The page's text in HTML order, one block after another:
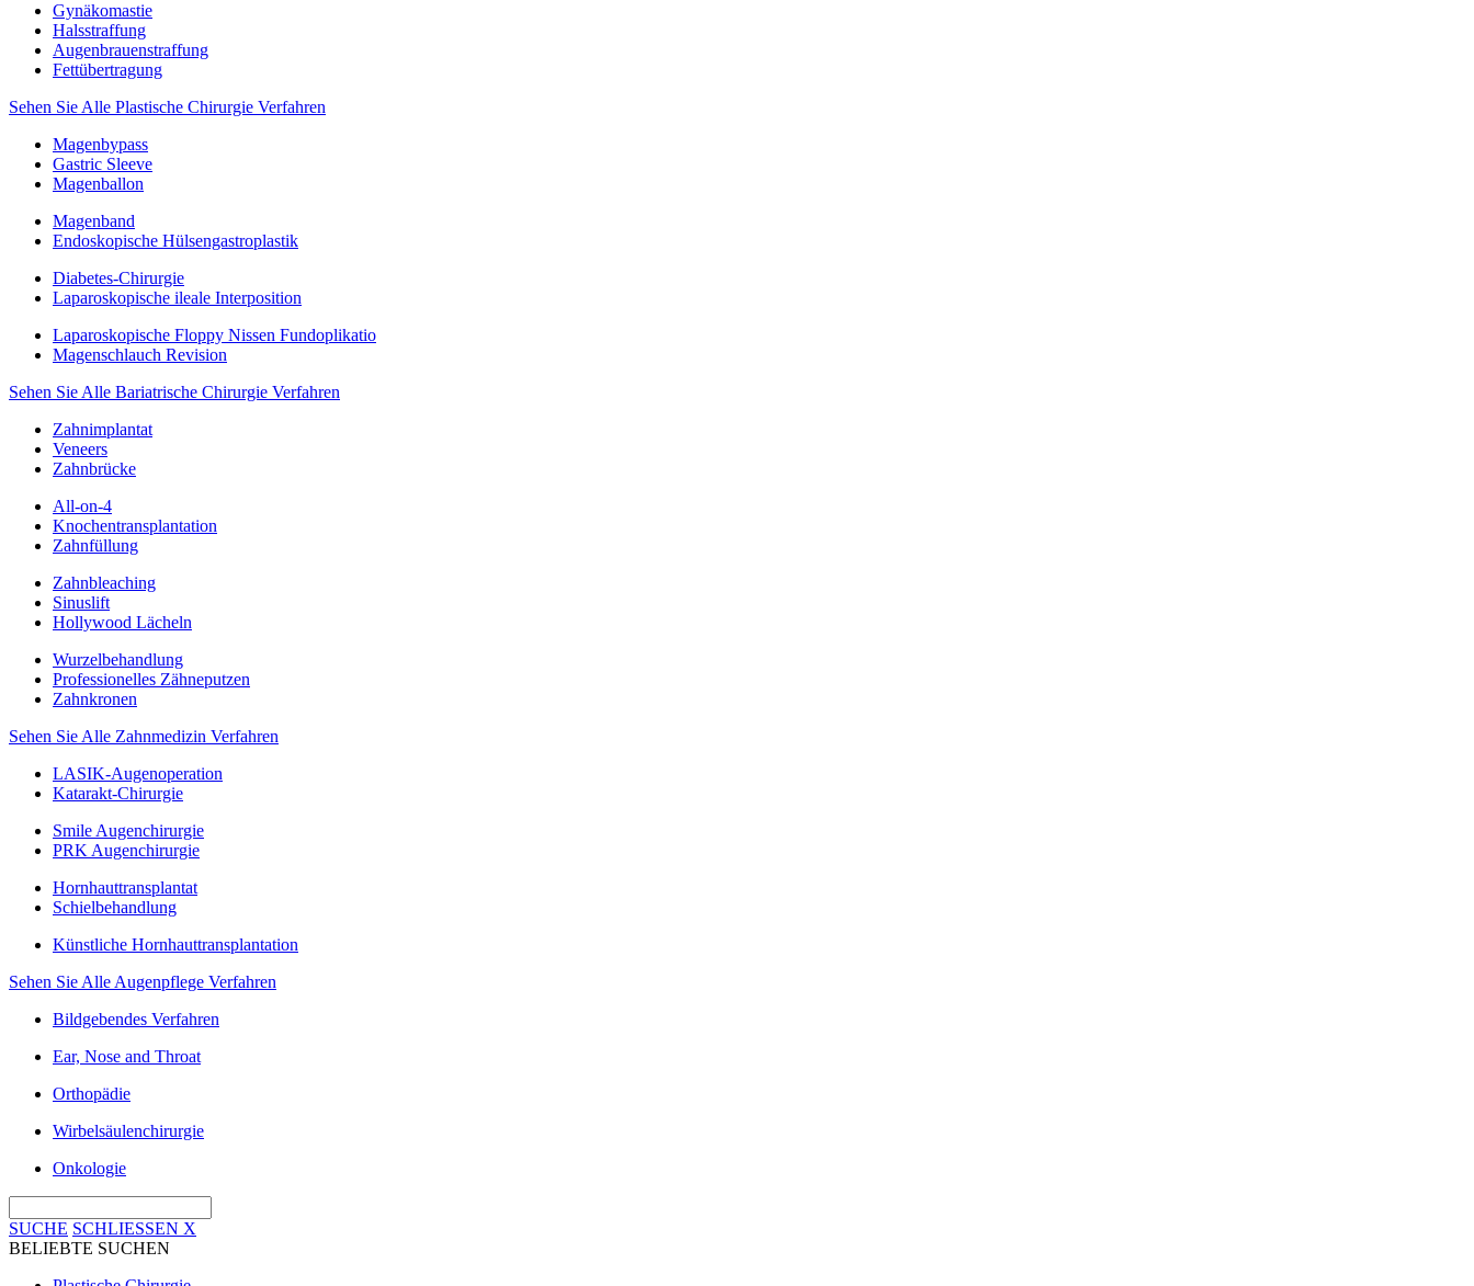
Gynäkomastie
Halsstraffung
Augenbrauenstraffung
Fettübertragung
Sehen Sie Alle Plastische Chirurgie Verfahren
Magenbypass
Gastric Sleeve
Magenballon
Magenband
Endoskopische Hülsengastroplastik
Diabetes-Chirurgie
Laparoskopische ileale Interposition
Laparoskopische Floppy Nissen Fundoplikatio
Magenschlauch Revision
Sehen Sie Alle Bariatrische Chirurgie Verfahren
Zahnimplantat
Veneers
Zahnbrücke
All-on-4
Knochentransplantation
Zahnfüllung
Zahnbleaching
Sinuslift
Hollywood Lächeln
Wurzelbehandlung
Professionelles Zähneputzen
Zahnkronen
Sehen Sie Alle Zahnmedizin Verfahren
LASIK-Augenoperation
Katarakt-Chirurgie
Smile Augenchirurgie
PRK Augenchirurgie
Hornhauttransplantat
Schielbehandlung
Künstliche Hornhauttransplantation
Sehen Sie Alle Augenpflege Verfahren
Bildgebendes Verfahren
Ear, Nose and Throat
Orthopädie
Wirbelsäulenchirurgie
Onkologie
SUCHE SCHLIESSEN X
BELIEBTE SUCHEN